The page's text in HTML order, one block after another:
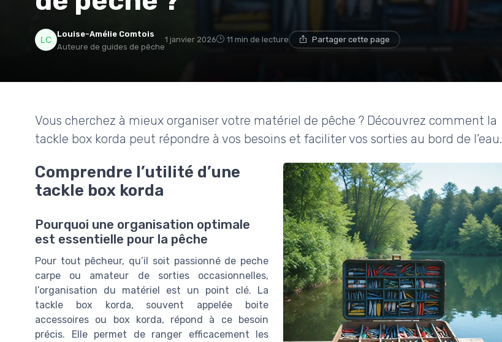
Louise-Amélie Comtois
Auteure de guides de pêche
1 janvier 2026 11 min de lecture Partager cette page
Vous cherchez à mieux organiser votre matériel de pêche ? Découvrez comment la
tackle box korda peut répondre à vos besoins et faciliter vos sorties au bord de l’eau.
Comprendre l’utilité d’une
tackle box korda
Pourquoi une organisation optimale
est essentielle pour la pêche
Pour tout pêcheur, qu’il soit passionné de peche
carpe ou amateur de sorties occasionnelles,
l’organisation du matériel est un point clé. La
tackle box korda, souvent appelée boite
accessoires ou box korda, répond à ce besoin
précis. Elle permet de ranger efficacement les